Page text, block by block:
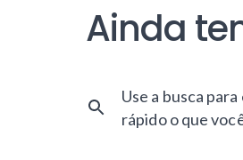
Ainda
Use a busca
rápido o que